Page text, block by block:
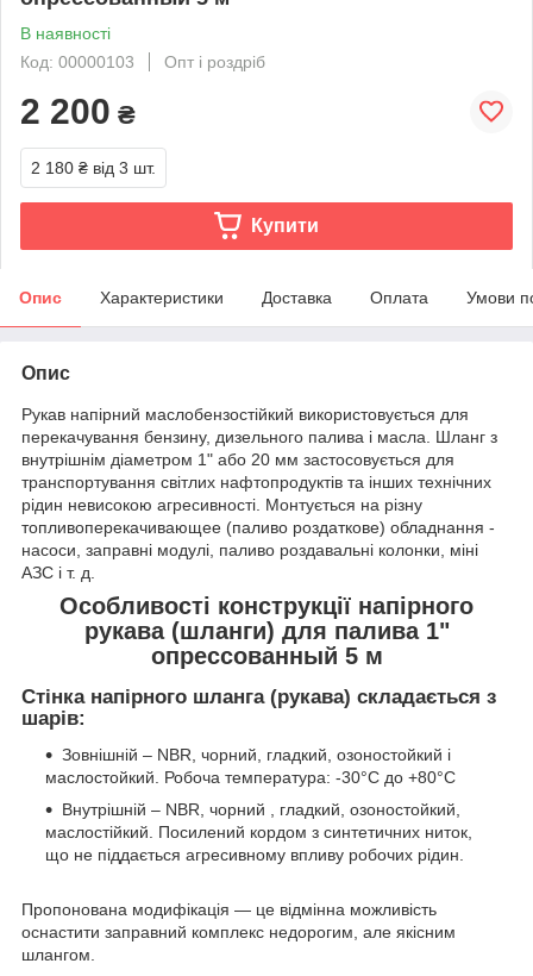
В наявності
Код: 00000103
Опт і роздріб
2 200 ₴
2 180 ₴ від 3 шт.
Купити
Опис Характеристики Доставка Оплата Умови
Опис
Рукав напірний маслобензостійкий використовується для
перекачування бензину, дизельного палива і масла. Шланг з
внутрішнім діаметром 1" або 20 мм застосовується для
транспортування світлих нафтопродуктів та інших технічних
рідин невисокою агресивності. Монтується на різну
топливоперекачивающее (паливо роздаткове) обладнання -
насоси, заправні модулі, паливо роздавальні колонки, міні
АЗС і т. д.
Особливості конструкції напірного
рукава (шланги) для палива 1"
опрессованный 5 м
Стінка напірного шланга (рукава) складається з
шарів:
Зовнішній – NBR, чорний, гладкий, озоностойкий і
маслостойкий. Робоча температура: -30°С до +80°С
Внутрішній – NBR, чорний , гладкий, озоностойкий,
маслостійкий. Посилений кордом з синтетичних ниток,
що не піддається агресивному впливу робочих рідин.
Пропонована модифікація — це відмінна можливість
оснастити заправний комплекс недорогим, але якісним
шлангом.